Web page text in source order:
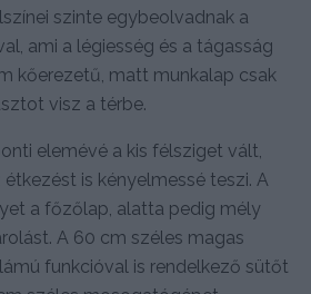
szinte egybeolvadnak a
ami a légiesség és a tágasság
kőerezetű, matt munkalap csak
visz a térbe.
elemévé a kis félsziget vált,
is kényelmessé teszi. A
a főzőlap, alatta pedig mély
A 60 cm széles magas
funkcióval is rendelkező sütőt